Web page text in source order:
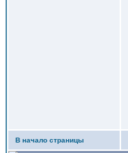
В начало страницы